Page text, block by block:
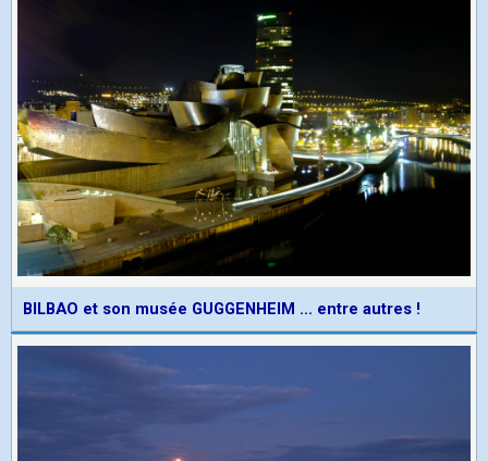
BILBAO et son musée GUGGENHEIM ... entre autres !